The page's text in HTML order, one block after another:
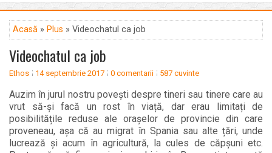
CALEIDOSCOP
BLOG GUEST POST PLUS
Acasă » Plus » Videochatul ca job
Videochatul ca job
Ethos 14 septembrie 2017 0 comentarii 587 cuvinte
Auzim în jurul nostru povești despre tineri sau tinere care au
vrut să-și facă un rost în viață, dar erau limitați de
posibilitățile reduse ale orașelor de provincie din care
proveneau, așa că au migrat în Spania sau alte țări, unde
lucrează și acum în agricultură, la cules de căpșuni etc.